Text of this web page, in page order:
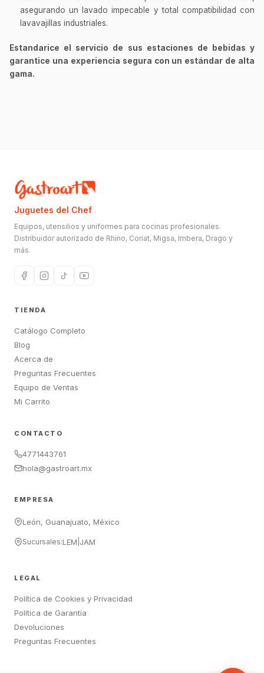
asegurando un lavado impecable y total compatibilidad con
lavavajillas industriales.
Estandarice el servicio de sus estaciones de bebidas y
garantice una experiencia segura con un estándar de alta
gama.
Juguetes del Chef
Equipos, utensilios y uniformes para cocinas profesionales.
Distribuidor autorizado de Rhino, Coriat, Migsa, Imbera, Drago y
más.
TIENDA
Catálogo Completo
Blog
Acerca de
Preguntas Frecuentes
Equipo de Ventas
Mi Carrito
CONTACTO
4771443761
hola@gastroart.mx
EMPRESA
León, Guanajuato, México
Sucursales:LEM JAM
LEGAL
Política de Cookies y Privacidad
Política de Garantía
Devoluciones
Preguntas Frecuentes